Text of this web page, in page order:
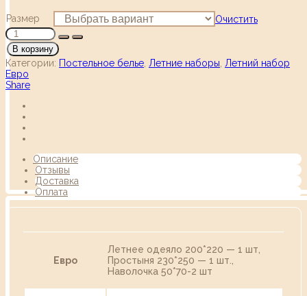
Размер Очистить
В корзину
Категории: Постельное белье Летние наборы Летний набор
Евро
Share
Описание
Отзывы
Доставка
Оплата
Евро
Летнее одеяло 200*220 — 1 шт,
Простыня 230*250 — 1 шт.,
Наволочка 50*70-2 шт